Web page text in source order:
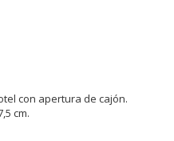
con apertura de cajón.
cm.